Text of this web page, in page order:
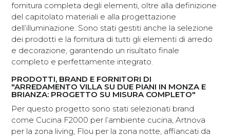
fornitura completa degli elementi, oltre alla definizione
del capitolato materiali e alla progettazione
dell’illuminazione. Sono stati gestiti anche la selezione
dei prodotti e la fornitura di tutti gli elementi di arredo
e decorazione, garantendo un risultato finale
completo e perfettamente integrato.
PRODOTTI, BRAND E FORNITORI DI
"ARREDAMENTO VILLA SU DUE PIANI IN MONZA E
BRIANZA: PROGETTO SU MISURA COMPLETO"
Per questo progetto sono stati selezionati brand
come Cucina F2000 per l’ambiente cucina, Artnova
per la zona living, Flou per la zona notte, affiancati da